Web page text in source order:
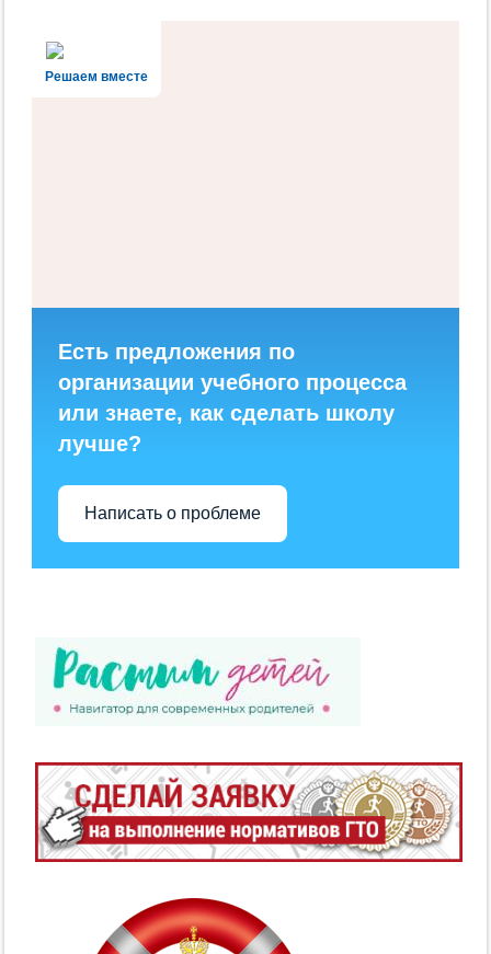
Решаем вместе
Есть предложения по
организации учебного процесса
или знаете, как сделать школу
лучше?
Написать о проблеме